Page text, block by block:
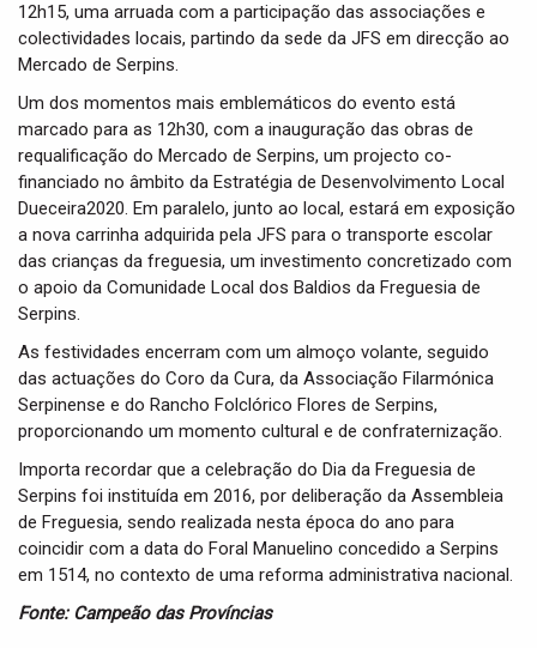
12h15, uma arruada com a participação das associações e
colectividades locais, partindo da sede da JFS em direcção ao
Mercado de Serpins.
Um dos momentos mais emblemáticos do evento está
marcado para as 12h30, com a inauguração das obras de
requalificação do Mercado de Serpins, um projecto co-
financiado no âmbito da Estratégia de Desenvolvimento Local
Dueceira2020. Em paralelo, junto ao local, estará em exposição
a nova carrinha adquirida pela JFS para o transporte escolar
das crianças da freguesia, um investimento concretizado com
o apoio da Comunidade Local dos Baldios da Freguesia de
Serpins.
As festividades encerram com um almoço volante, seguido
das actuações do Coro da Cura, da Associação Filarmónica
Serpinense e do Rancho Folclórico Flores de Serpins,
proporcionando um momento cultural e de confraternização.
Importa recordar que a celebração do Dia da Freguesia de
Serpins foi instituída em 2016, por deliberação da Assembleia
de Freguesia, sendo realizada nesta época do ano para
coincidir com a data do Foral Manuelino concedido a Serpins
em 1514, no contexto de uma reforma administrativa nacional.
Fonte: Campeão das Províncias